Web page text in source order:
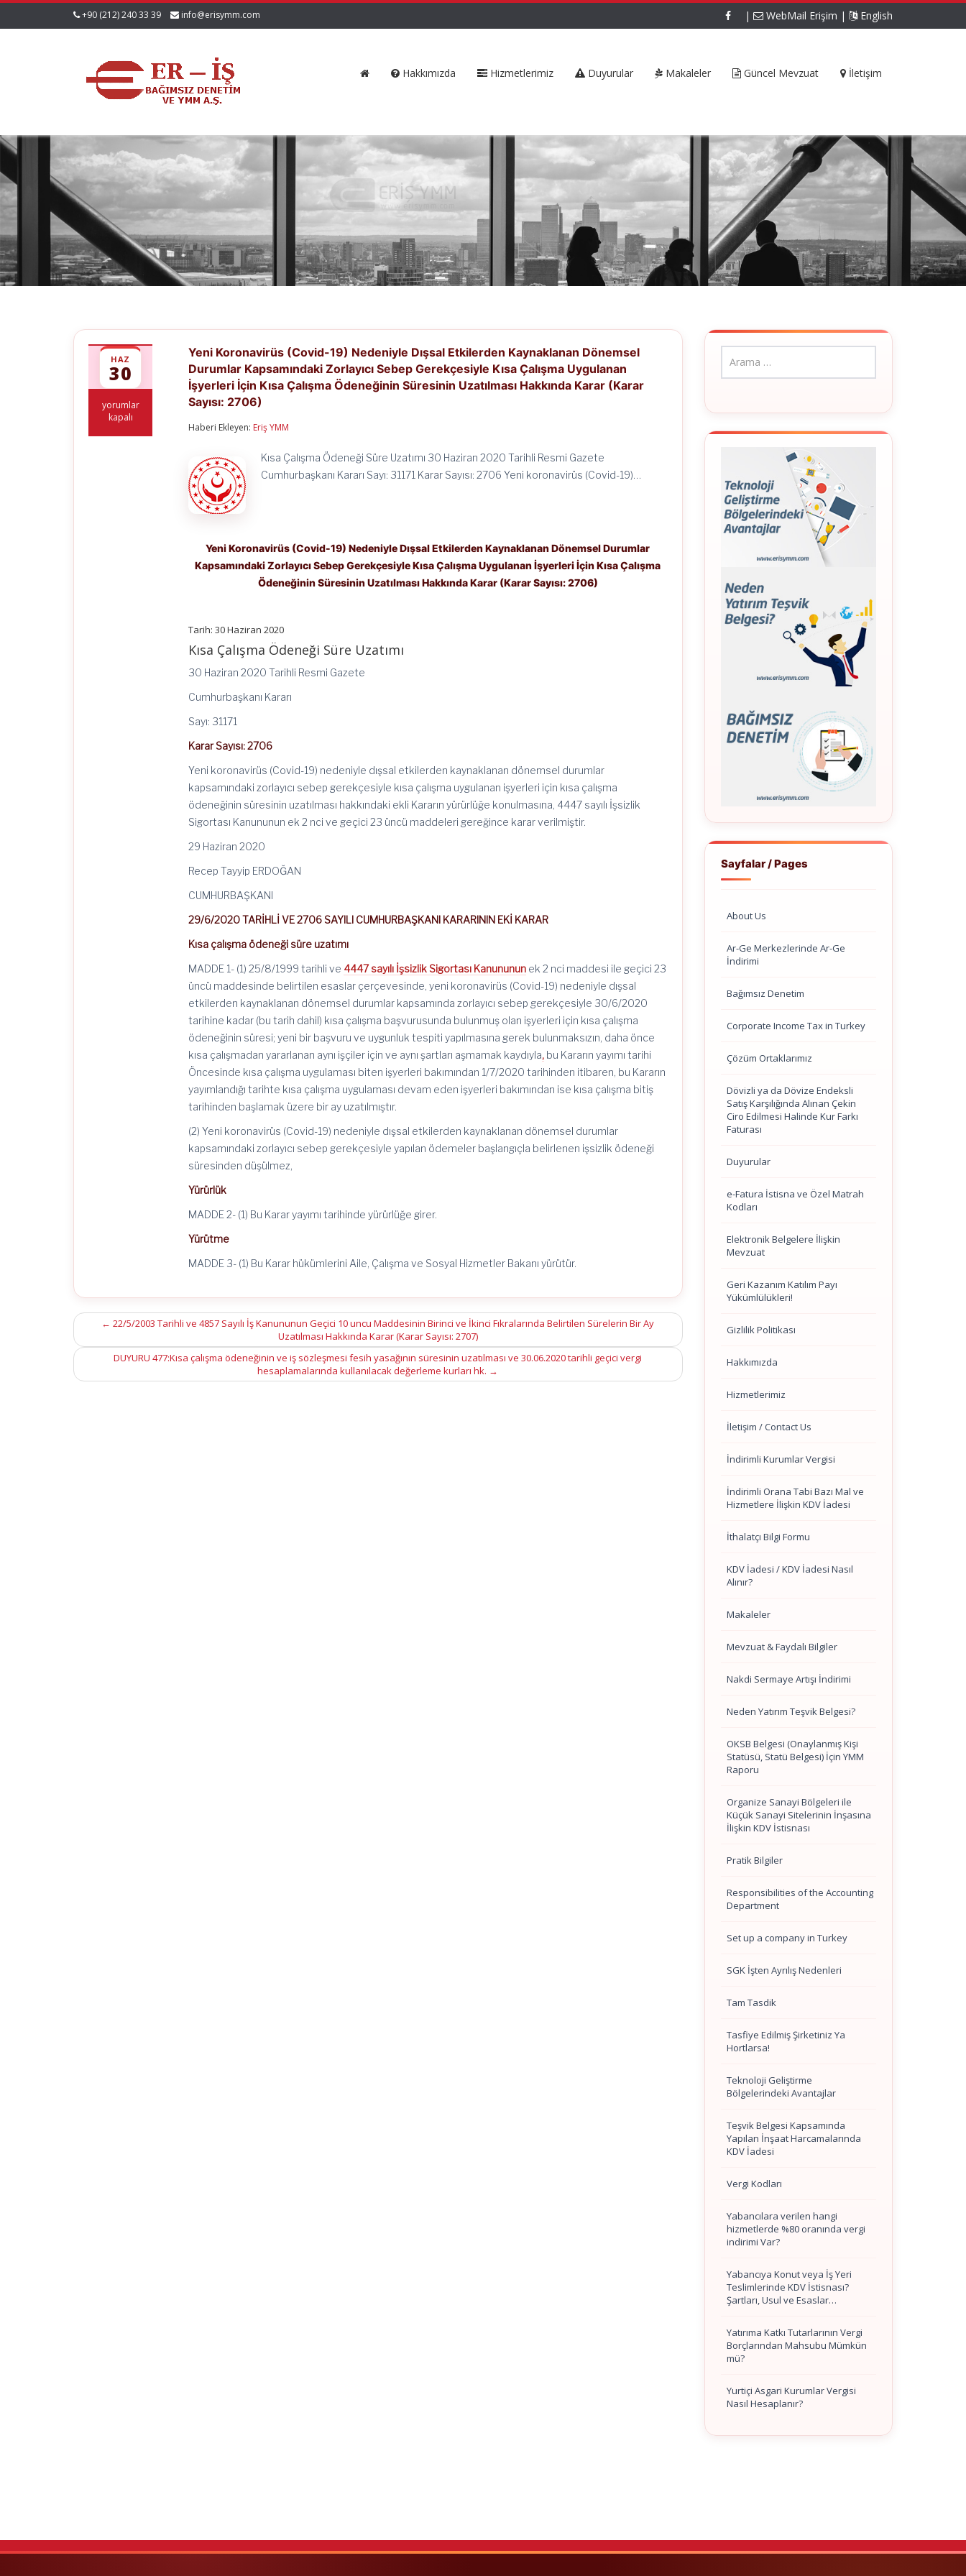
+90 (212) 240 33 39 info@erisymm.com | WebMail Erişim | English
Hakkımızda Hizmetlerimiz Duyurular Makaleler Güncel Mevzuat İletişim
HAZ
30
Yeni
Koronavirüs
yorumlar
kapalı
Yeni Koronavirüs (Covid-19) Nedeniyle Dışsal Etkilerden Kaynaklanan Dönemsel
Durumlar Kapsamındaki Zorlayıcı Sebep Gerekçesiyle Kısa Çalışma Uygulanan
İşyerleri İçin Kısa Çalışma Ödeneğinin Süresinin Uzatılması Hakkında Karar (Karar
Sayısı: 2706)
Haberi Ekleyen: Eriş YMM
Kısa Çalışma Ödeneği Süre Uzatımı 30 Haziran 2020 Tarihli Resmi Gazete
Cumhurbaşkanı Kararı Sayı: 31171 Karar Sayısı: 2706 Yeni koronavirüs (Covid-19)…
Yeni Koronavirüs (Covid-19) Nedeniyle Dışsal Etkilerden Kaynaklanan Dönemsel Durumlar
Kapsamındaki Zorlayıcı Sebep Gerekçesiyle Kısa Çalışma Uygulanan İşyerleri İçin Kısa Çalışma
Ödeneğinin Süresinin Uzatılması Hakkında Karar (Karar Sayısı: 2706)
Tarih: 30 Haziran 2020
Kısa Çalışma Ödeneği Süre Uzatımı
30 Haziran 2020 Tarihli Resmi Gazete
Cumhurbaşkanı Kararı
Sayı: 31171
Karar Sayısı: 2706
Yeni koronavirüs (Covid-19) nedeniyle dışsal etkilerden kaynaklanan dönemsel durumlar
kapsamındaki zorlayıcı sebep gerekçesiyle kısa çalışma uygulanan işyerleri için kısa çalışma
ödeneğinin süresinin uzatılması hakkındaki ekli Kararın yürürlüğe konulmasına, 4447 sayılı İşsizlik
Sigortası Kanununun ek 2 nci ve geçici 23 üncü maddeleri gereğince karar verilmiştir.
29 Haziran 2020
Recep Tayyip ERDOĞAN
CUMHURBAŞKANI
29/6/2020 TARİHLİ VE 2706 SAYILI CUMHURBAŞKANI KARARININ EKİ KARAR
Kısa çalışma ödeneği süre uzatımı
MADDE 1- (1) 25/8/1999 tarihli ve 4447 sayılı İşsizlik Sigortası Kanununun ek 2 nci maddesi ile geçici 23
üncü maddesinde belirtilen esaslar çerçevesinde, yeni koronavirüs (Covid-19) nedeniyle dışsal
etkilerden kaynaklanan dönemsel durumlar kapsamında zorlayıcı sebep gerekçesiyle 30/6/2020
tarihine kadar (bu tarih dahil) kısa çalışma başvurusunda bulunmuş olan işyerleri için kısa çalışma
ödeneğinin süresi; yeni bir başvuru ve uygunluk tespiti yapılmasına gerek bulunmaksızın, daha önce
kısa çalışmadan yararlanan aynı işçiler için ve aynı şartları aşmamak kaydıyla, bu Kararın yayımı tarihi
Öncesinde kısa çalışma uygulaması biten işyerleri bakımından 1/7/2020 tarihinden itibaren, bu Kararın
yayımlandığı tarihte kısa çalışma uygulaması devam eden işyerleri bakımından ise kısa çalışma bitiş
tarihinden başlamak üzere bir ay uzatılmıştır.
(2) Yeni koronavirüs (Covid-19) nedeniyle dışsal etkilerden kaynaklanan dönemsel durumlar
kapsamındaki zorlayıcı sebep gerekçesiyle yapılan ödemeler başlangıçla belirlenen işsizlik ödeneği
süresinden düşülmez,
Yürürlük
MADDE 2- (1) Bu Karar yayımı tarihinde yürürlüğe girer.
Yürütme
MADDE 3- (1) Bu Karar hükümlerini Aile, Çalışma ve Sosyal Hizmetler Bakanı yürütür.
Post
navigation
← 22/5/2003 Tarihli ve 4857 Sayılı İş Kanununun Geçici 10 uncu Maddesinin Birinci ve İkinci Fıkralarında Belirtilen Sürelerin Bir Ay
Uzatılması Hakkında Karar (Karar Sayısı: 2707)
DUYURU 477:Kısa çalışma ödeneğinin ve iş sözleşmesi fesih yasağının süresinin uzatılması ve 30.06.2020 tarihli geçici vergi
hesaplamalarında kullanılacak değerleme kurları hk. →
Sayfalar / Pages
About Us
Ar-Ge Merkezlerinde Ar-Ge
İndirimi
Bağımsız Denetim
Corporate Income Tax in Turkey
Çözüm Ortaklarımız
Dövizli ya da Dövize Endeksli
Satış Karşılığında Alınan Çekin
Ciro Edilmesi Halinde Kur Farkı
Faturası
Duyurular
e-Fatura İstisna ve Özel Matrah
Kodları
Elektronik Belgelere İlişkin
Mevzuat
Geri Kazanım Katılım Payı
Yükümlülükleri!
Gizlilik Politikası
Hakkımızda
Hizmetlerimiz
İletişim / Contact Us
İndirimli Kurumlar Vergisi
İndirimli Orana Tabi Bazı Mal ve
Hizmetlere İlişkin KDV İadesi
İthalatçı Bilgi Formu
KDV İadesi / KDV İadesi Nasıl
Alınır?
Makaleler
Mevzuat & Faydalı Bilgiler
Nakdi Sermaye Artışı İndirimi
Neden Yatırım Teşvik Belgesi?
OKSB Belgesi (Onaylanmış Kişi
Statüsü, Statü Belgesi) İçin YMM
Raporu
Organize Sanayi Bölgeleri ile
Küçük Sanayi Sitelerinin İnşasına
İlişkin KDV İstisnası
Pratik Bilgiler
Responsibilities of the Accounting
Department
Set up a company in Turkey
SGK İşten Ayrılış Nedenleri
Tam Tasdik
Tasfiye Edilmiş Şirketiniz Ya
Hortlarsa!
Teknoloji Geliştirme
Bölgelerindeki Avantajlar
Teşvik Belgesi Kapsamında
Yapılan İnşaat Harcamalarında
KDV İadesi
Vergi Kodları
Yabancılara verilen hangi
hizmetlerde %80 oranında vergi
indirimi Var?
Yabancıya Konut veya İş Yeri
Teslimlerinde KDV İstisnası?
Şartları, Usul ve Esaslar…
Yatırıma Katkı Tutarlarının Vergi
Borçlarından Mahsubu Mümkün
mü?
Yurtiçi Asgari Kurumlar Vergisi
Nasıl Hesaplanır?